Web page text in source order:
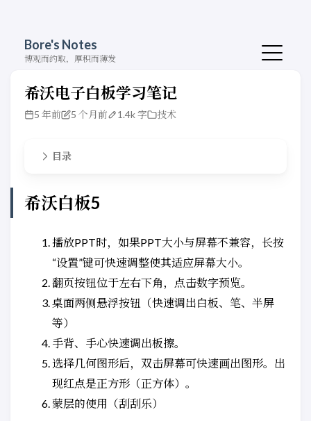
Bore's Notes
博观而约取，厚积而薄发
希沃电子白板学习笔记
5 年前 5 个月前 1.4k 字 技术
目录
希沃白板5
播放PPT时，如果PPT大小与屏幕不兼容，长按
“设置”键可快速调整使其适应屏幕大小。
翻页按钮位于左右下角，点击数字预览。
桌面两侧悬浮按钮（快速调出白板、笔、半屏
等）
手背、手心快速调出板擦。
选择几何图形后，双击屏幕可快速画出图形。出
现红点是正方形（正方体）。
蒙层的使用（刮刮乐）